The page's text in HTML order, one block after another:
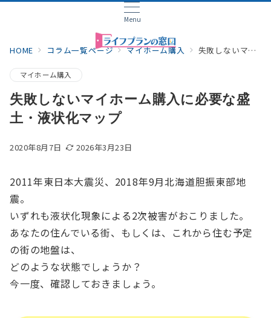
Menu
HOME コラム一覧ページ マイホーム購入 失敗しないマイホーム購入に必要な盛土・液状化マップ
マイホーム購入
失敗しないマイホーム購入に必要な盛
土・液状化マップ
2020年8月7日 2026年3月23日
2011年東日本大震災、2018年9月北海道胆振東部地
震。
いずれも液状化現象による2次被害がおこりました。
あなたの住んでいる街、もしくは、これから住む予定
の街の地盤は、
どのような状態でしょうか？
今一度、確認しておきましょう。